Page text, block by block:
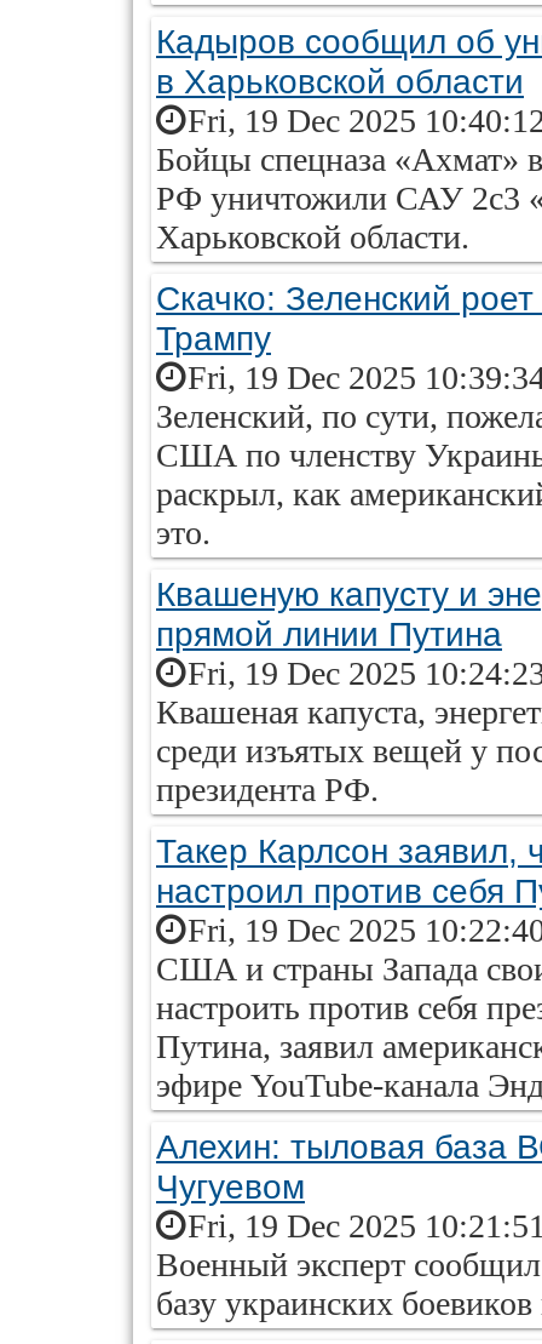
Кадыров сообщил об
в Харьковской области
Fri, 19 Dec 2025
Бойцы спецназа
РФ уничтожили САУ 2с3
Харьковской области.
Скачко: Зеленский
Трампу
Fri, 19 Dec 2025
Зеленский, по сути,
США по членству
раскрыл, как
это.
Квашеную капусту и
прямой линии Путина
Fri, 19 Dec 2025
Квашеная капуста,
среди изъятых вещей у
президента РФ.
Такер Карлсон заявил,
настроил против себя
Fri, 19 Dec 2025
США и страны Запада
настроить против себя
Путина, заявил
эфире YouTube-канала
Алехин: тыловая база
Чугуевом
Fri, 19 Dec 2025
Военный эксперт
базу украинских